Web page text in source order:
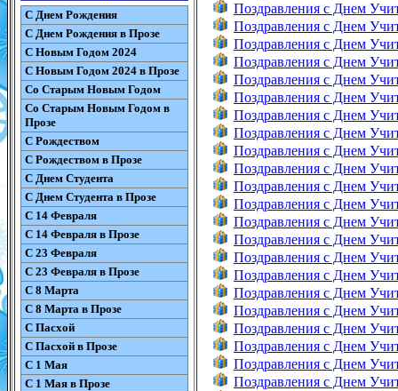
С Днем Рождения
С Днем Рождения в Прозе
С Новым Годом 2024
С Новым Годом 2024 в Прозе
Со Старым Новым Годом
Со Старым Новым Годом в
Прозе
С Рождеством
С Рождеством в Прозе
С Днем Студента
С Днем Студента в Прозе
С 14 Февраля
С 14 Февраля в Прозе
С 23 Февраля
С 23 Февраля в Прозе
С 8 Марта
С 8 Марта в Прозе
С Пасхой
С Пасхой в Прозе
С 1 Мая
С 1 Мая в Прозе
Поздравления с Днем
Поздравления с Днем
Поздравления с Днем
Поздравления с Днем
Поздравления с Днем
Поздравления с Днем
Поздравления с Днем
Поздравления с Днем
Поздравления с Днем
Поздравления с Днем
Поздравления с Днем
Поздравления с Днем
Поздравления с Днем
Поздравления с Днем
Поздравления с Днем
Поздравления с Днем
Поздравления с Днем
Поздравления с Днем
Поздравления с Днем
Поздравления с Днем
Поздравления с Днем
Поздравления с Днем